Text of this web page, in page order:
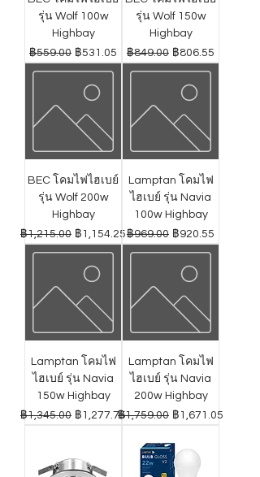
รุ่น Wolf 100w
Highbay
ราคาปกติ
฿559.00 ราคาขายลด
฿531.05
รุ่น Wolf 150w
Highbay
ราคาปกติ
฿849.00 ราคาขายลด
฿806.55
BEC โคมไฟไฮเบย์
รุ่น Wolf 200w
Highbay
ราคาปกติ
฿1,215.00 ราคาขายลด
฿1,154.25
Lamptan โคมไฟ
ไฮเบย์ รุ่น Navia
100w Highbay
ราคาปกติ
฿969.00 ราคาขายลด
฿920.55
Lamptan โคมไฟ
ไฮเบย์ รุ่น Navia
150w Highbay
ราคาปกติ
฿1,345.00 ราคาขายลด
฿1,277.75
Lamptan โคมไฟ
ไฮเบย์ รุ่น Navia
200w Highbay
ราคาปกติ
฿1,759.00 ราคาขายลด
฿1,671.05